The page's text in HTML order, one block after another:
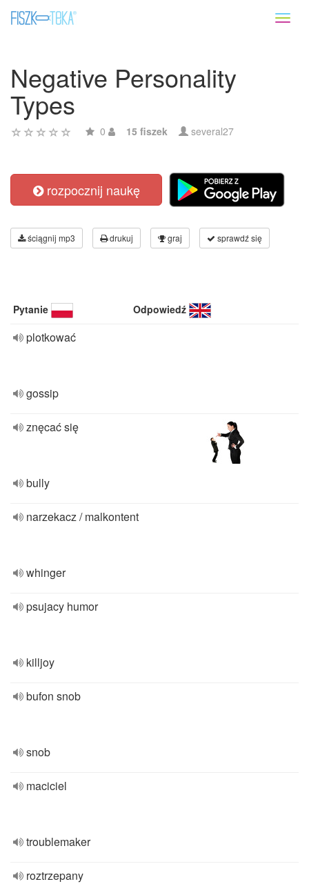
Negative Personality
Types
0 15 fiszek several27
rozpocznij naukę
ściągnij mp3 drukuj graj sprawdź się
Pytanie Odpowiedź
plotkować
gossip
znęcać się
bully
narzekacz / malkontent
whinger
psujacy humor
killjoy
bufon snob
snob
maciciel
troublemaker
roztrzepany